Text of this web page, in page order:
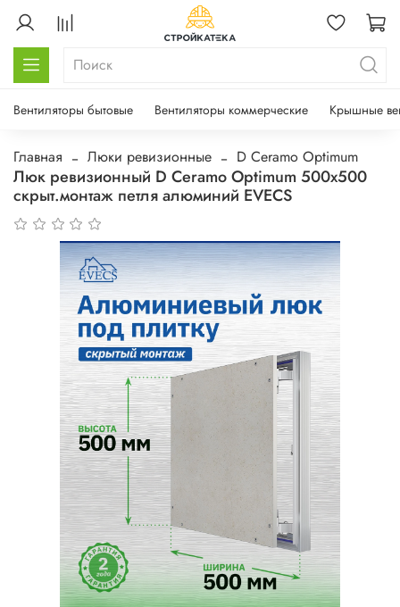
Вентиляторы бытовые Вентиляторы коммерческие Крышные
Главная Люки ревизионные D Ceramo Optimum
Люк ревизионный D Ceramo Optimum 500х500
скрыт.монтаж петля алюминий EVECS